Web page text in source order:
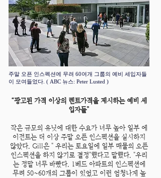
주말 오픈 인스펙션에 무려 60여개 그룹의 예비 세입자들
이 모여들었다. ( ABC 뉴스: Peter Lusted )
“광고된 가격 이상의 렌트가격을 제시하는 예비 세
입자들”
작은 규모의 유닛에 대한 수요가 너무 높아 일부 에
이전트는 더 이상 주말 오픈 인스펙션을 실시하지
않았다. Gill은 " 우리는 토요일에 일부 매물의 오픈
인스펙션을 하지 않기로 결정"했다고 말했다. "우리
는 정말 너무 바빴다. 1베드 아파트의 인스펙션에
무려 50~60개의 그룹이 있었고 이런 엄청나게 높